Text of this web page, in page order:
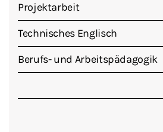
Projektarbeit
Technisches Englisch
Berufs- und Arbeitspädagogik